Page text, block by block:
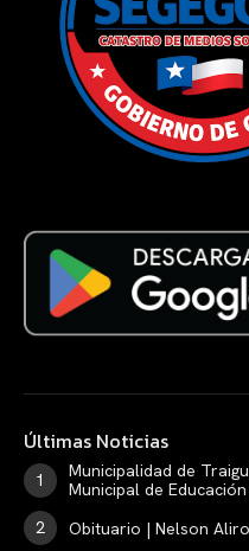
Últimas Noticias
Municipalidad de
Municipal de
Obituario | Nelson Aliro